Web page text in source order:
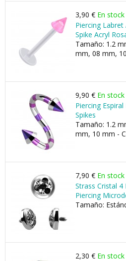
3,90 € En stock
Piercing
Spike Acryl
Tamaño: 1.2
mm, 08 mm,
9,90 € En stock
Piercing
Spikes
Tamaño: 1.2
mm, 10 mm -
7,90 € En stock
Strass Cristal
Piercing
Tamaño:
2,30 € En stock